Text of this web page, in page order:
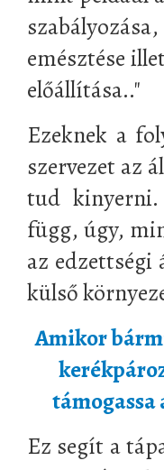
emésztése
előállítása.."
Ezeknek a
szervezet az
tud kinyerni.
függ, úgy,
az edzettségi
külső
Amikor
Ez segít a